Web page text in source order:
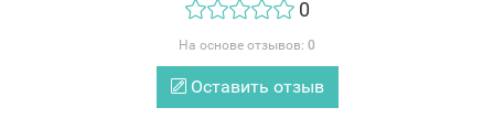
0
На основе отзывов: 0
Оставить отзыв